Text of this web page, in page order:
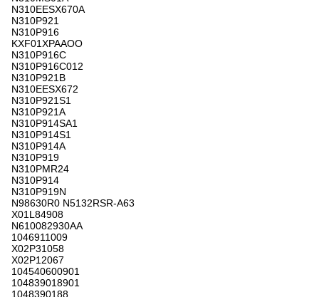
N310EESX670A
N310P921
N310P916
KXF01XPAAOO
N310P916C
N310P916C012
N310P921B
N310EESX672
N310P921S1
N310P921A
N310P914SA1
N310P914S1
N310P914A
N310P919
N310PMR24
N310P914
N310P919N
N98630R0 N5132RSR-A63
X01L84908
N610082930AA
1046911009
X02P31058
X02P12067
104540600901
104839018901
1048390188